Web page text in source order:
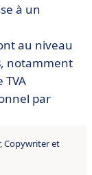
à un
au niveau
, notamment
TVA
par
Copywriter et